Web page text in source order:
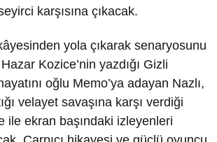
karşısına çıkacak.
yola çıkarak senaryosunu
Kozice’nin yazdığı Gizli
oğlu Memo’ya adayan Nazlı,
velayet savaşına karşı verdiği
ile ekran başındaki izleyenleri